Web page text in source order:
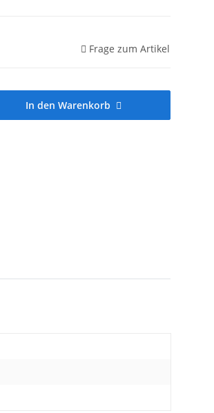
Frage zum Artikel
In den Warenkorb